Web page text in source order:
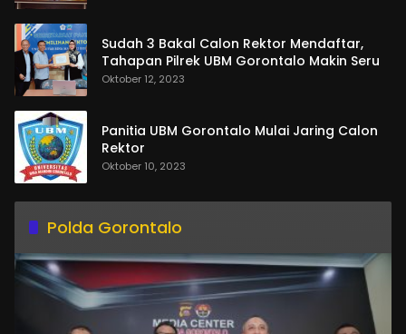
Sudah 3 Bakal Calon Rektor Mendaftar,
Tahapan Pilrek UBM Gorontalo Makin Seru
Oktober 12, 2023
Panitia UBM Gorontalo Mulai Jaring Calon
Rektor
Oktober 10, 2023
Polda Gorontalo